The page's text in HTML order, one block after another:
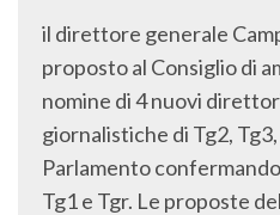
il direttore generale
proposto al Consiglio di
nomine di 4 nuovi
giornalistiche di Tg2,
Parlamento
Tg1 e Tgr. Le proposte